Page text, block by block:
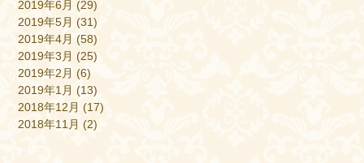
2019年6月 (29)
2019年5月 (31)
2019年4月 (58)
2019年3月 (25)
2019年2月 (6)
2019年1月 (13)
2018年12月 (17)
2018年11月 (2)